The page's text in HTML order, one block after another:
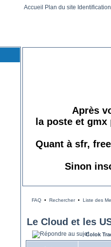
Accueil Plan du site
Après
la poste et
Quant à sfr,
Sinon
FAQ• Rechercher• Liste des
Le Cloud et les
Colok